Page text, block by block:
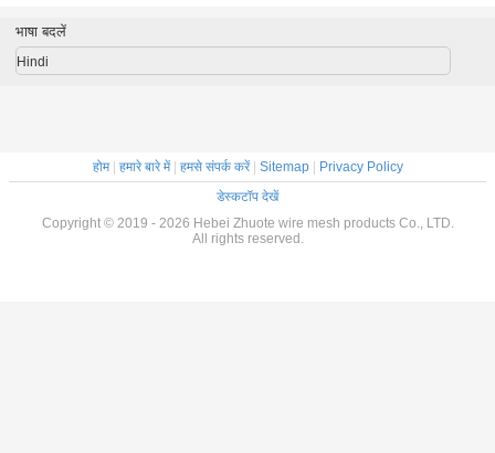
भाषा बदलें
Hindi
होम| हमारे बारे में| हमसे संपर्क करें| Sitemap|
Privacy Policy
डेस्कटॉप देखें
Copyright © 2019 - 2026 Hebei Zhuote wire mesh products Co., LTD.
All rights reserved.